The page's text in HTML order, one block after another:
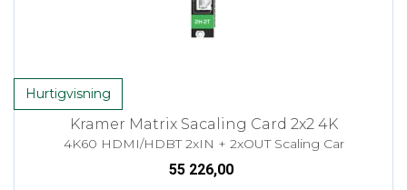
Hurtigvisning
Kramer Matrix Sacaling Card 2x2 4K
4K60 HDMI/HDBT 2xIN + 2xOUT Scaling Car
55 226,00